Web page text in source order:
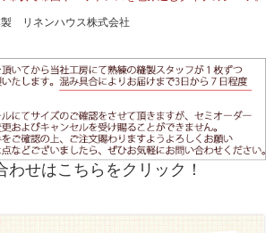
製 リネンハウス株式会社
わせはこちらをクリック！